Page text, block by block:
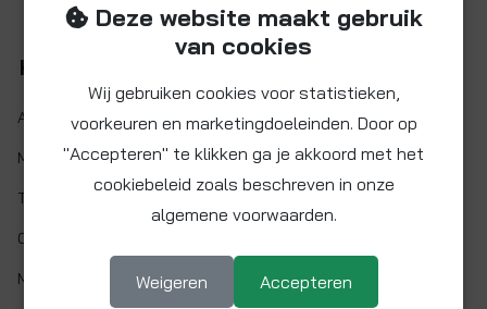
Kenmerken
Artikelnr.: EF22JG22SN25
Maat: Ø25 x 22 mm
Twist&Lock:
O-ring:
Min. werktemp.:
Deze website maakt gebruik
van cookies
Wij gebruiken cookies voor statistieken,
voorkeuren en marketingdoeleinden. Door op
"Accepteren" te klikken ga je akkoord met het
cookiebeleid zoals beschreven in onze
algemene voorwaarden.
Weigeren Accepteren